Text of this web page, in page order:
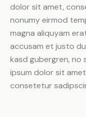
dolor sit amet,
nonumy eirmod
magna aliquyam
accusam et justo
kasd gubergren, no
ipsum dolor sit
consetetur